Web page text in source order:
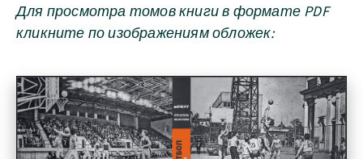
Для просмотра томов книги в формате PDF
кликните по изображениям обложек: